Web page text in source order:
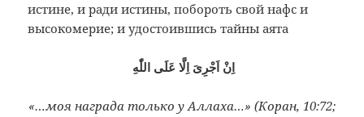
истине, и ради истины, побороть свой нафс и
высокомерие; и удостоившись тайны аята
اِنْ اَجْرِىَ اِلَّا عَلَى اللّٰهِ
«…моя награда только у Аллаха…» (Коран, 10:72;